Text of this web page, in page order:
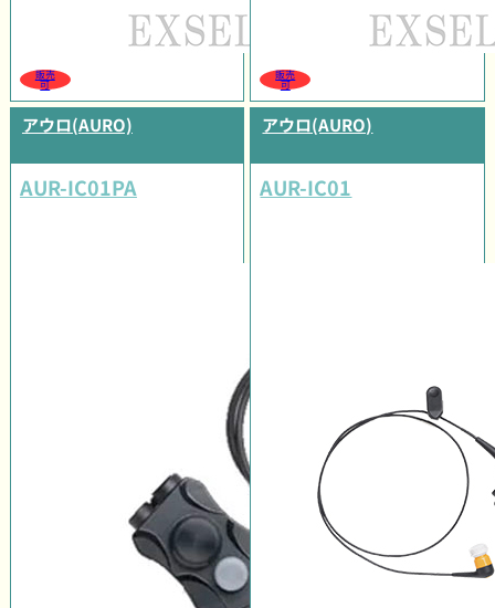
販売
可
販売
可
アウロ(AURO)
AUR-IC01PA
アウロ(AURO)
AUR-IC01